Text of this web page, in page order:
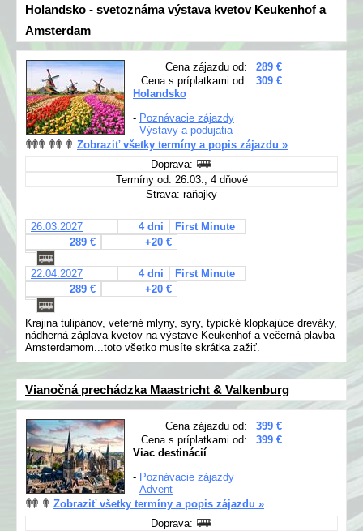
Holandsko - svetoznáma výstava kvetov Keukenhof a
Amsterdam
Cena zájazdu od:
289 €
Cena s príplatkami od:
309 €
Holandsko
- Poznávacie zájazdy
- Výstavy a podujatia
Zobraziť všetky termíny a popis zájazdu »
Doprava:
Termíny od: 26.03., 4 dňové
Strava: raňajky
26.03.2027 4 dni
First Minute
289 €
+20 €
22.04.2027 4 dni
First Minute
289 €
+20 €
Krajina tulipánov, veterné mlyny, syry, typické klopkajúce dreváky,
nádherná záplava kvetov na výstave Keukenhof a večerná plavba
Amsterdamom...toto všetko musíte skrátka zažiť.
Vianočná prechádzka Maastricht & Valkenburg
Cena zájazdu od:
399 €
Cena s príplatkami od:
399 €
Viac destinácií
- Poznávacie zájazdy
- Advent
Zobraziť všetky termíny a popis zájazdu »
Doprava: